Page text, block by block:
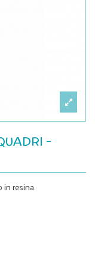
-
resina.